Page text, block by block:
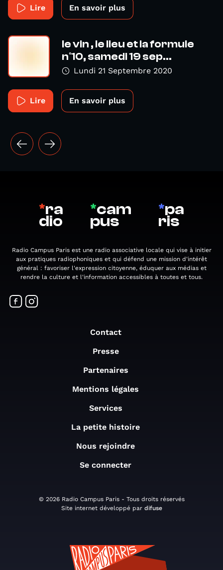
Lire En savoir plus
le vin , le lieu et la formule
n°10, samedi 19 sep...
Lundi 21 Septembre 2020
Lire En savoir plus
*ra
dio
*cam
pus
*pa
ris
Radio Campus Paris est une radio associative locale qui vise à initier
aux pratiques radiophoniques et qui défend une mission d'intérêt
général : favoriser l'expression citoyenne, éduquer aux médias et
rendre la culture et l'information accessibles à toutes et tous.
Contact
Presse
Partenaires
Mentions légales
Services
La petite histoire
Nous rejoindre
Se connecter
© 2026 Radio Campus Paris - Tous droits réservés
Site internet développé par difuse